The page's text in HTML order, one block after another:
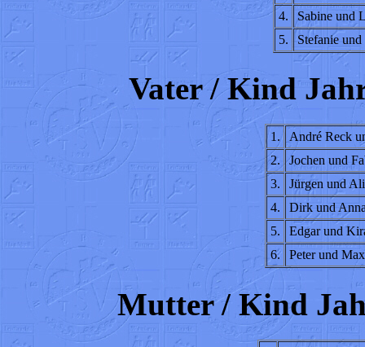
4.
Sabine und
5.
Stefanie
Vater / Kind
1.
André Reck
2.
Jochen und
3.
Jürgen und
4.
Dirk und
5.
Edgar und
6.
Peter und
Mutter / Kind